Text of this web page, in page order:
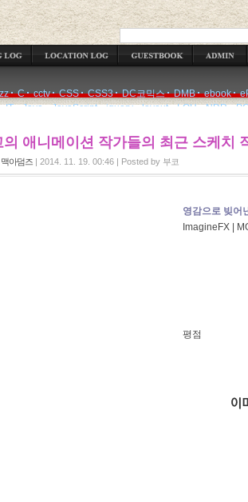
ADMIN WRITE
C cctv CSS CSS3 DC코믹스 DMB ebook
IT Java JavaScript jquery layout LOH NDR
의 애니메이션 작가들의 최근 스케치
아덤즈 | 2014. 11. 19. 00:46 | Posted by 부코
영감으로 빚어
ImagineFX |
평점